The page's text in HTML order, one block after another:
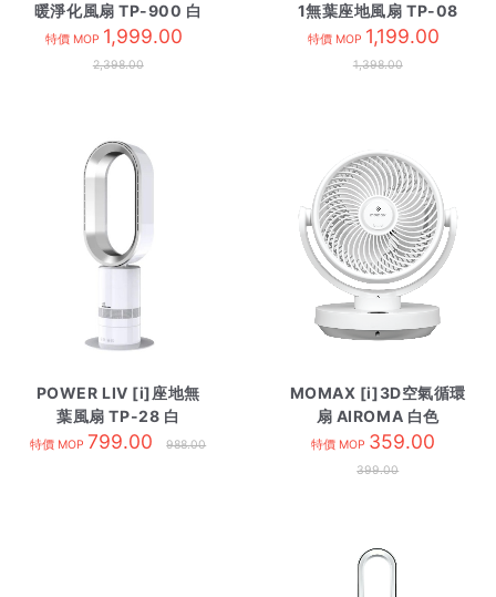
暖淨化風扇 TP-900 白
特價 MOP 1,999.00
2,398.00
1無葉座地風扇 TP-08
黑
特價 MOP 1,199.00
1,398.00
POWER LIV [i]座地無
葉風扇 TP-28 白
特價 MOP 799.00 988.00
MOMAX [i]3D空氣循環
扇 AIROMA 白色
特價 MOP 359.00
399.00